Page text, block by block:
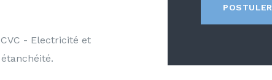
- Electricité et
POSTULER